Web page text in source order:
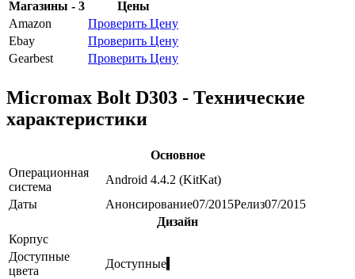
Магазины - 3
Цены
Amazon
Проверить Цену
Ebay
Проверить Цену
Gearbest
Проверить Цену
Micromax Bolt D303 - Технические
характеристики
Основное
Операционная
система
Android 4.4.2 (KitKat)
Даты
Анонсирование07/2015Релиз07/2015
Дизайн
Корпус
Доступные
цвета
Доступные